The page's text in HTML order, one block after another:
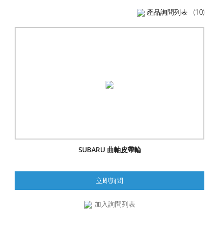
產品詢問列表 (10)
SUBARU 曲軸皮帶輪
立即詢問
加入詢問列表